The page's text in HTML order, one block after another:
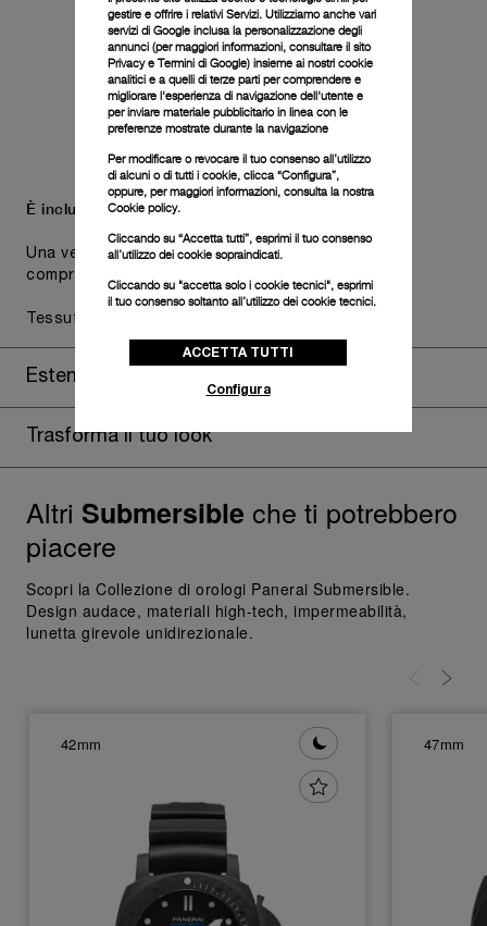
È incluso un secondo cinturino.
Una versatilità funzionale che non scende a
compromessi con l'identità estetica dell'orologio.
Tessuto grigio, STD, 26/22
Estendi la garanzia
Trasforma il tuo look
Altri Submersible che ti potrebbero
piacere
Scopri la Collezione di orologi Panerai Submersible.
Design audace, materiali high-tech, impermeabilità,
lunetta girevole unidirezionale.
42mm 47mm
gestire e offrire i relativi Servizi. Utilizziamo anche vari
servizi di Google inclusa la personalizzazione degli
annunci (per maggiori informazioni, consultare il sito
Privacy e Termini di Google) insieme ai nostri cookie
analitici e a quelli di terze parti per comprendere e
migliorare l'esperienza di navigazione dell'utente e
per inviare materiale pubblicitario in linea con le
preferenze mostrate durante la navigazione
Per modificare o revocare il tuo consenso all’utilizzo
di alcuni o di tutti i cookie, clicca “Configura”,
oppure, per maggiori informazioni, consulta la nostra
Cookie policy.
Cliccando su “Accetta tutti”, esprimi il tuo consenso
all’utilizzo dei cookie sopraindicati.
Cliccando su "accetta solo i cookie tecnici", esprimi
il tuo consenso soltanto all’utilizzo dei cookie tecnici.
ACCETTA TUTTI
Configura